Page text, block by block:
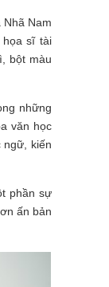
Nhã Nam
sĩ tài
bột màu
những
văn học
ngữ, kiến
phần sự
ấn bản